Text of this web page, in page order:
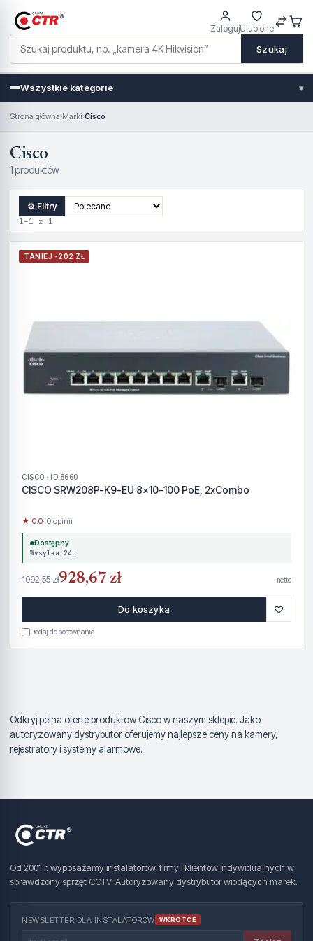
Szukaj
ZalogujUlubione
Wszystkie kategorie ▾
Strona główna›Marki›Cisco
Cisco
1 produktów
⚙ Filtry
1–1 z 1
TANIEJ -202 ZŁ
CISCO · ID 8660
CISCO SRW208P-K9-EU 8x10-100 PoE, 2xCombo
★ 0.0· 0 opinii
Dostępny
Wysyłka 24h
1092,55 zł928,67 zł netto
Do koszyka ♡
Dodaj do porównania
Odkryj pelna oferte produktow Cisco w naszym sklepie. Jako
autoryzowany dystrybutor oferujemy najlepsze ceny na kamery,
rejestratory i systemy alarmowe.
Od 2001 r. wyposażamy instalatorów, firmy i klientów indywidualnych w
sprawdzony sprzęt CCTV. Autoryzowany dystrybutor wiodących marek.
NEWSLETTER DLA INSTALATORÓW WKRÓTCE